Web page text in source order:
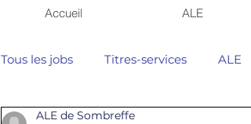
Accueil ALE
Tous les jobs Titres-services ALE
ALE de Sombreffe